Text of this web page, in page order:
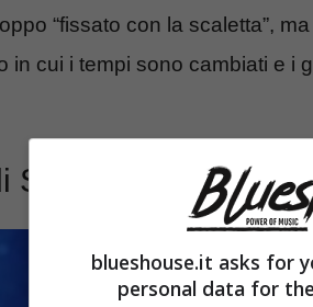
“fissato con la scaletta”,
in cui i tempi sono cambiati e i
quanto
blueshouse.it asks for
personal data for